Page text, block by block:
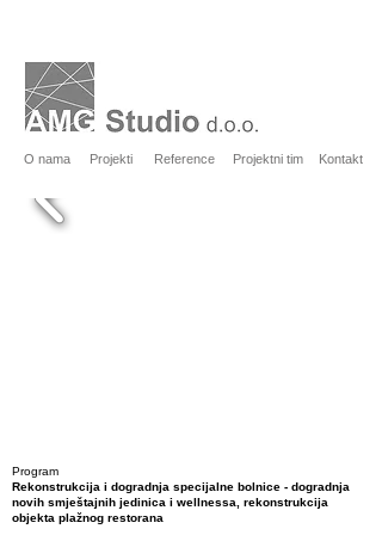
Program
Rekonstrukcija i dogradnja specijalne bolnice - dogradnja
novih smještajnih jedinica i wellnessa, rekonstrukcija
objekta plažnog restorana
O nama Projekti Reference Projektni tim Kontakt